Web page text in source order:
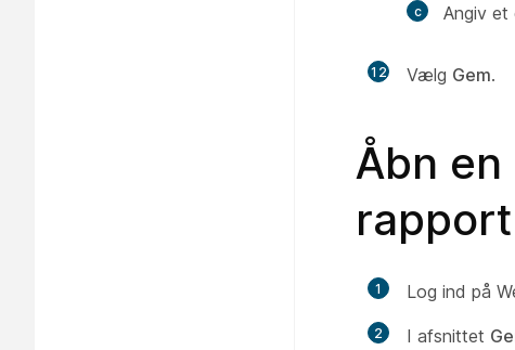
Angiv et
12 Vælg Gem.
Åbn
rapport
1 Log ind på
2 I afsnittet